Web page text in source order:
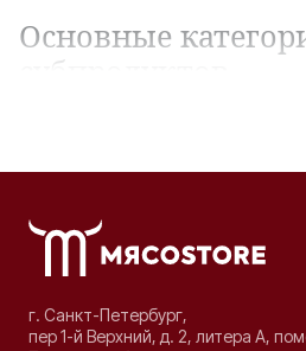
Основные
субпродуктов
Субпродукты, как
организма съедобного
делят на несколько
деликатесов. К данной
печень, почки, язык,
Те, которые менее
вышеперечисленной
г. Санкт-Петербург,
пер 1-й Верхний, д. 2, литера А,